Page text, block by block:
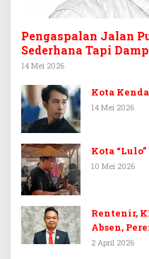
Pengaspalan Jalan
Sederhana Tapi
14 Mei 2026
Kota
14 Mei 2026
Kota
10 Mei 2026
Rentenir,
Absen,
2 April 2026